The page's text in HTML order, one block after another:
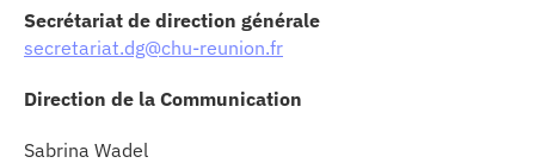
Secrétariat de direction générale
secretariat.dg@chu-reunion.fr
Direction de la Communication
Sabrina Wadel